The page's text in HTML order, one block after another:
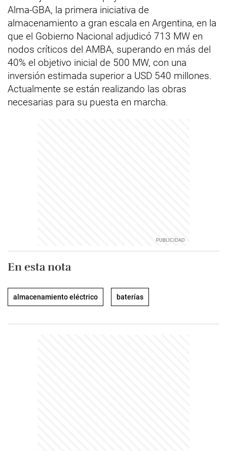
Alma-GBA, la primera iniciativa de
almacenamiento a gran escala en Argentina, en la
que el Gobierno Nacional adjudicó 713 MW en
nodos críticos del AMBA, superando en más del
40% el objetivo inicial de 500 MW, con una
inversión estimada superior a USD 540 millones.
Actualmente se están realizando las obras
necesarias para su puesta en marcha.
En esta nota
almacenamiento eléctrico baterías